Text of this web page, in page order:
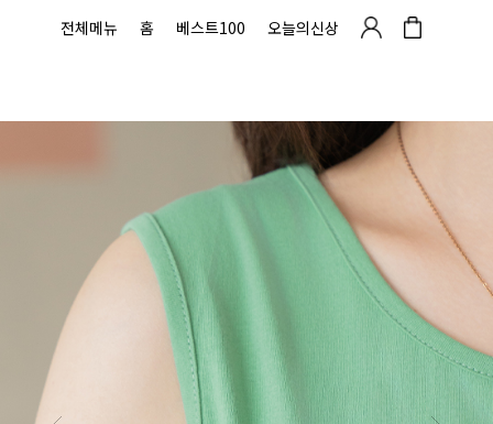
전체메뉴 홈 베스트100 오늘의신상